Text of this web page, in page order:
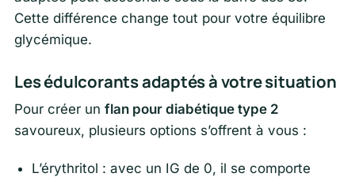
Cette différence change tout pour votre équilibre
glycémique.
Les édulcorants adaptés à votre situation
Pour créer un flan pour diabétique type 2
savoureux, plusieurs options s’offrent à vous :
L’érythritol : avec un IG de 0, il se comporte